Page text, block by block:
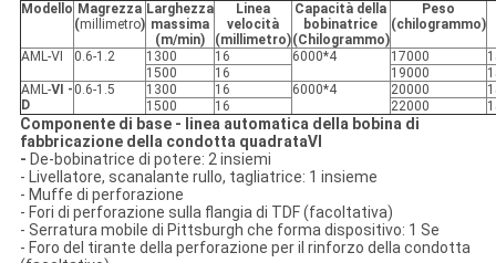
Modello Magrezza
(millimetro)
Larghezza
massima
(m/min)
Linea
velocità
(millimetro)
Capacità della
bobinatrice
(Chilogrammo)
Peso
(chilogrammo)
AML-Ⅵ 0.6-1.2 1300 16 6000*4 17000
1500
16 19000
AML-Ⅵ -
D
0.6-1.5 1300 16 6000*4 20000
1500
16 22000
Componente di base - linea automatica della bobina di
fabbricazione della condotta quadrataⅥ
- De-bobinatrice di potere: 2 insiemi
- Livellatore, scanalante rullo, tagliatrice: 1 insieme
- Muffe di perforazione
- Fori di perforazione sulla flangia di TDF (facoltativa)
- Serratura mobile di Pittsburgh che forma dispositivo: 1 Se
- Foro del tirante della perforazione per il rinforzo della condotta